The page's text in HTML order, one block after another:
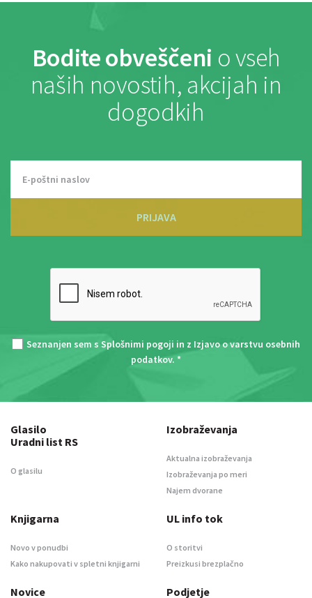
Bodite obveščeni o vseh
naših novostih, akcijah in
dogodkih
PRIJAVA
Seznanjen sem s Splošnimi pogoji in z Izjavo o varstvu osebnih
podatkov. *
Glasilo
Uradni list RS
O glasilu
Izobraževanja
Aktualna izobraževanja
Izobraževanja po meri
Najem dvorane
Knjigarna
Novo v ponudbi
Kako nakupovati v spletni knjigarni
UL info tok
O storitvi
Preizkusi brezplačno
Novice Podjetje